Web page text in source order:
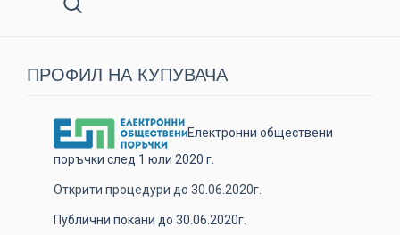
ПРОФИЛ НА КУПУВАЧА
Електронни обществени
поръчки след 1 юли 2020 г.
Открити процедури до 30.06.2020г.
Публични покани до 30.06.2020г.